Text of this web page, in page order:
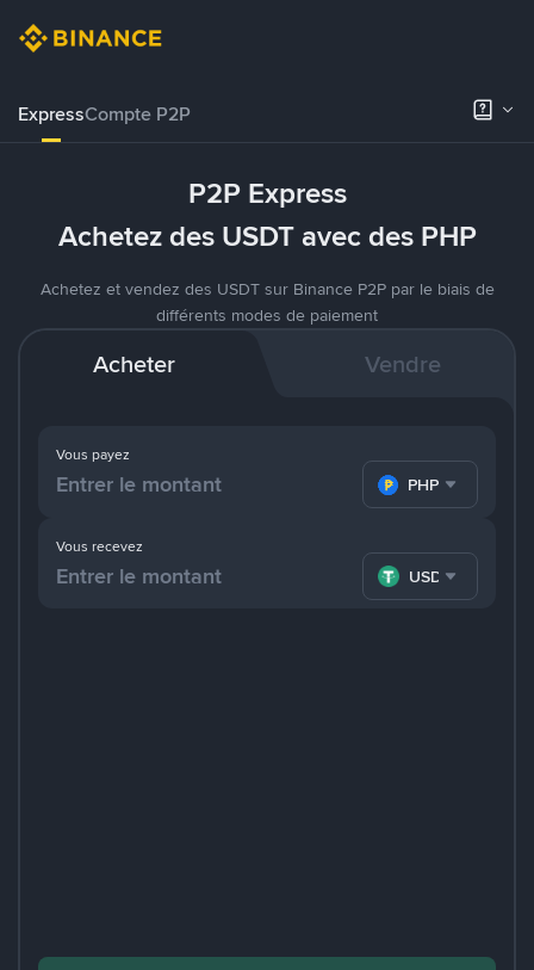
ExpressCompte P2P
P2P Express
Achetez des USDT avec des PHP
Achetez et vendez des USDT sur Binance P2P par le biais de
différents modes de paiement
Acheter Vendre
Vous payez
PHP
Vous recevez
USDT